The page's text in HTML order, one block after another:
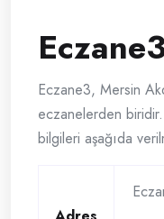
Eczane3, Mersin
eczanelerden
bilgileri aşağıda